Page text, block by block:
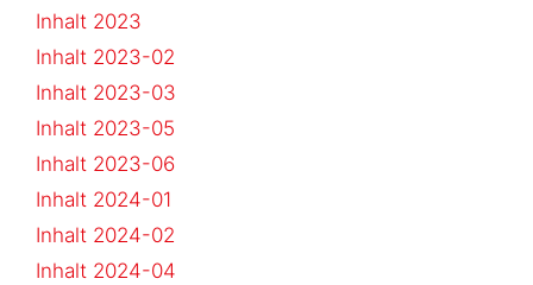
Inhalt 2023
Inhalt 2023-02
Inhalt 2023-03
Inhalt 2023-05
Inhalt 2023-06
Inhalt 2024-01
Inhalt 2024-02
Inhalt 2024-04